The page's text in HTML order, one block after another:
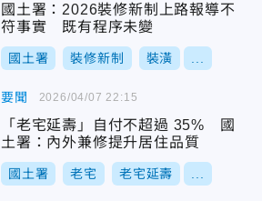
國土署：2026裝修新制上路報導不
符事實 既有程序未變
國土署 裝修新制 裝潢
要聞
「老宅延壽」自付不超過 35% 國
土署：內外兼修提升居住品質
國土署 老宅 老宅延壽
2026/04/07 22:15